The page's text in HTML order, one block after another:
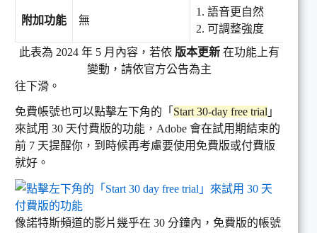
附加功能 無
1. 語音更自然
2. 可調整強度
此表為 2024 年 5 月內容，若依 版本更新在功能上有
變動，請依官方公告為主
往下滑。
免費帳號也可以點擊左下角的「 Start 30-day free trial 」
來試用 30 天付費版的功能，Adobe 會在試用期結束的
前 7 天提醒你，到時候再考慮要使用免費版或付費版
就好。
像諾特斯頻道的影片幾乎在 30 分鐘內，免費版的帳號